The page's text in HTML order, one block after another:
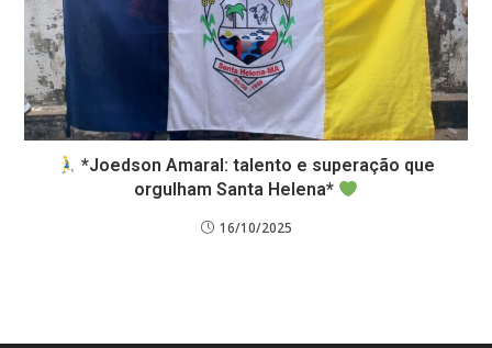
*Joedson Amaral: talento e superação que
orgulham Santa Helena*
16/10/2025